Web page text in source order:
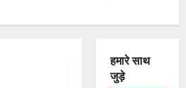
हमारे साथ
जुड़े